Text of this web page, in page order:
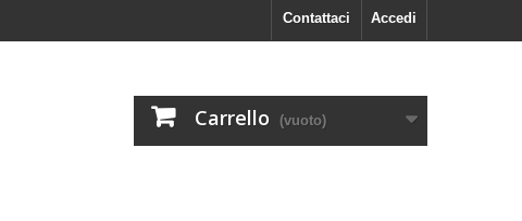
Accedi
Contattaci
Carrello (vuoto)